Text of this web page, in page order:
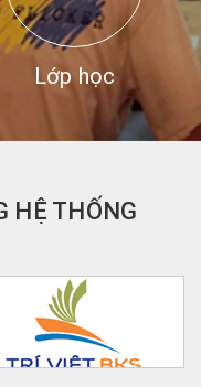
Lớp học
HỆ THỐNG